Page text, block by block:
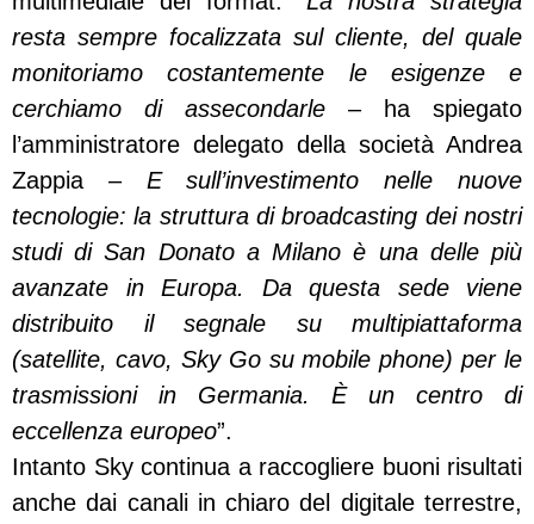
resta sempre focalizzata sul cliente, del quale
monitoriamo costantemente le esigenze e
cerchiamo di assecondarle – ha spiegato
l’amministratore delegato della società Andrea
Zappia – E sull’investimento nelle nuove
tecnologie: la struttura di broadcasting dei nostri
studi di San Donato a Milano è una delle più
avanzate in Europa. Da questa sede viene
distribuito il segnale su multipiattaforma
(satellite, cavo, Sky Go su mobile phone) per le
trasmissioni in Germania. È un centro di
eccellenza europeo”.
Intanto Sky continua a raccogliere buoni risultati
anche dai canali in chiaro del digitale terrestre,